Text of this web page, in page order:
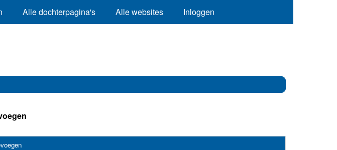
Alle dochterpagina's Alle websites Inloggen